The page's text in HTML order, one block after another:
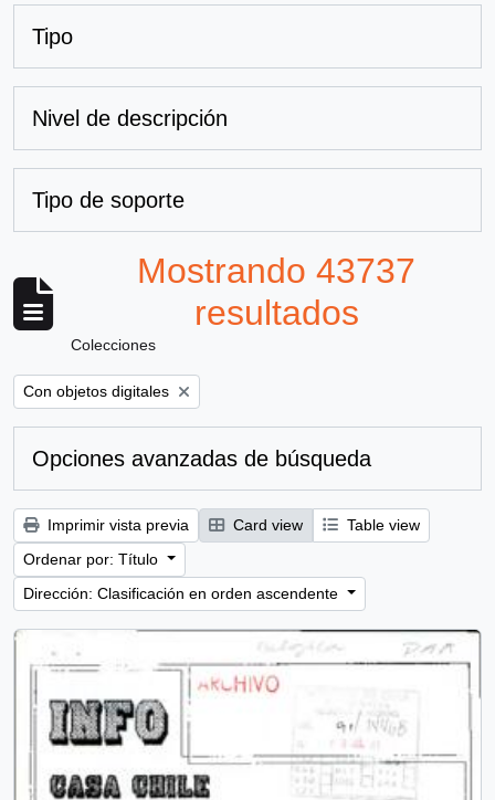
Tipo
Nivel de descripción
Tipo de soporte
Mostrando 43737
resultados
Colecciones
Remove filter:
Con objetos digitales
Opciones avanzadas de búsqueda
Imprimir vista previa Card view
Table view
Ordenar por: Título
Dirección: Clasificación en orden ascendente